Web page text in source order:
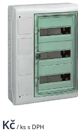
Kč/ kss DPH